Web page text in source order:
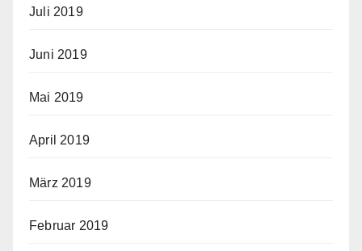
Juli 2019
Juni 2019
Mai 2019
April 2019
März 2019
Februar 2019